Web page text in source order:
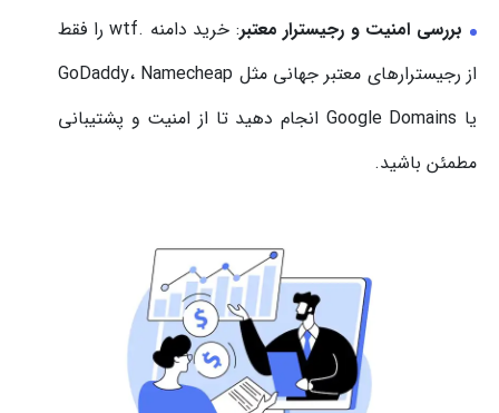
بررسی امنیت و رجیسترار معتبر
: خرید دامنه .wtf را فقط
از رجیسترارهای معتبر جهانی مثل GoDaddy، Namecheap
یا Google Domains انجام دهید تا از امنیت و پشتیبانی
مطمئن باشید.